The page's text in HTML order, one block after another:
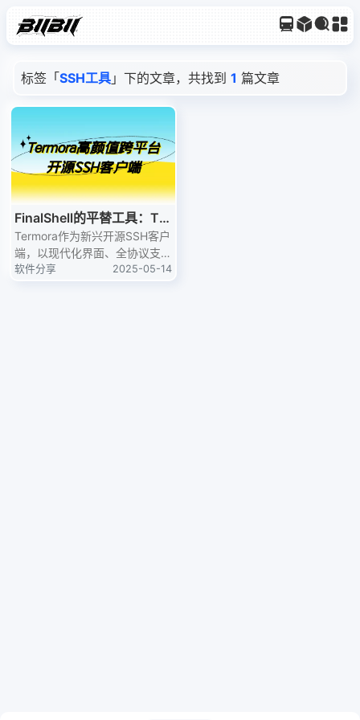
标签「 SSH工具 」下的文章，共找到 1 篇文章
FinalShell的平替工具：Ter
mora高颜值跨平台开源SS
H客户端
Termora作为新兴开源SSH客户
端，以现代化界面、全协议支持
和自动化工具链解决FinalShell
软件分享 2025-05-14